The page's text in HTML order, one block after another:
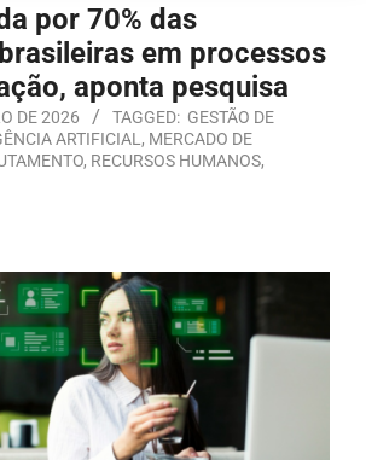
por 70% das
em processos
aponta pesquisa
DE 2026 TAGGED: GESTÃO DE
ARTIFICIAL , MERCADO DE
, RECURSOS HUMANOS,